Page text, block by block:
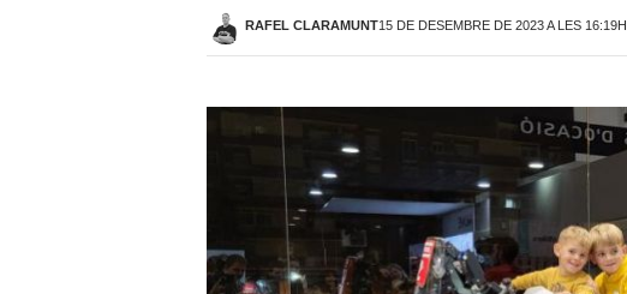
RAFEL CLARAMUNT15 DE DESEMBRE DE 2023 A LES 16:19H